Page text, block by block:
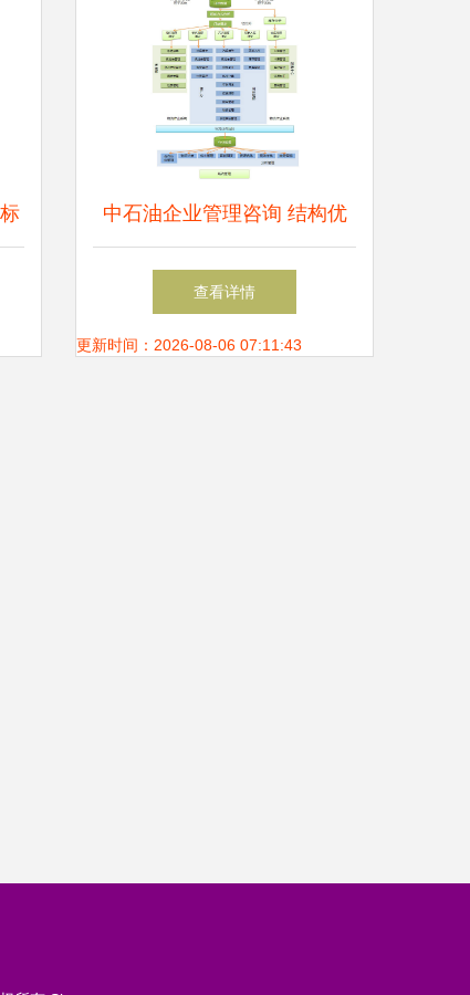
中石油企业管理咨询 结构优
化与战略升级的实践路径
查看详情
更新时间：2026-08-06 07:11:43